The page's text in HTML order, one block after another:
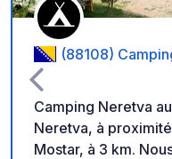
(88108)
Camping Neretva
Neretva, à
Mostar, à 3 km.